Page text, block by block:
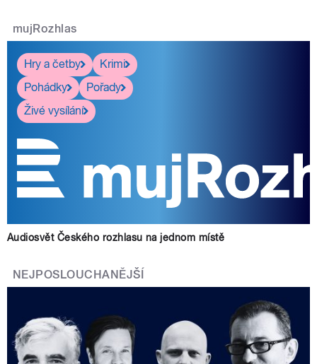
mujRozhlas
Hry a četby
Krimi
Pohádky
Pořady
Živé vysílání
Audiosvět Českého rozhlasu na jednom místě
NEJPOSLOUCHANĚJŠÍ